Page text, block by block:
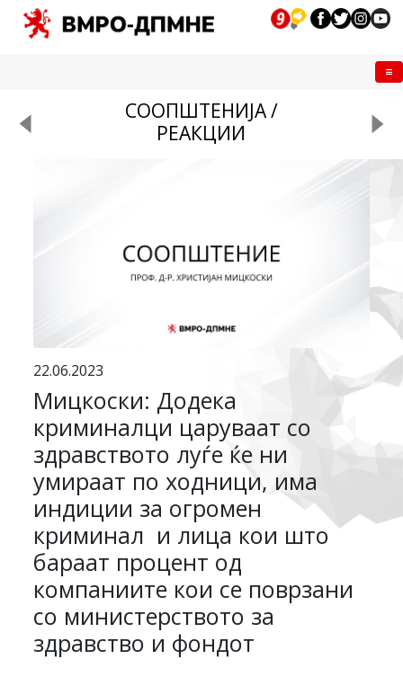
СООПШТЕНИЈА /
РЕАКЦИИ
22.06.2023
Мицкоски: Додека
криминалци царуваат со
здравството луѓе ќе ни
умираат по ходници, има
индиции за огромен
криминал и лица кои што
бараат процент од
компаниите кои се поврзани
со министерството за
здравство и фондот